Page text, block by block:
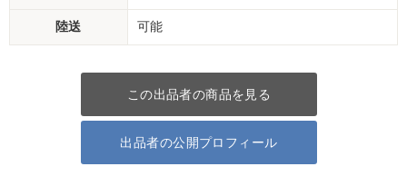
陸送 可能
この出品者の商品を見る
出品者の公開プロフィール